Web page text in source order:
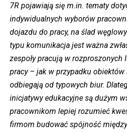
7R pojawiają się m.in. tematy
indywidualnych wyborów
dojazdu do pracy, na ślad
typu komunikacja jest ważna
zespoły pracują w rozproszonych
pracy – jak w przypadku
odbiegają od typowych biur.
inicjatywy edukacyjne są dużym
pracownikom lepiej rozumieć
firmom budować spójność